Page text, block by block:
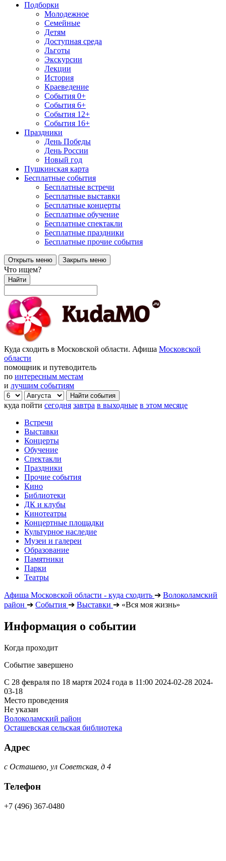
Подборки
Молодежное
Семейные
Детям
Доступная среда
Льготы
Экскурсии
Лекции
История
Краеведение
События 0+
События 6+
События 12+
События 16+
Праздники
День Победы
День России
Новый год
Пушкинская карта
Бесплатные события
Бесплатные встречи
Бесплатные выставки
Бесплатные концерты
Бесплатные обучение
Бесплатные спектакли
Бесплатные праздники
Бесплатные прочие события
Открыть меню Закрыть меню
Что ищем?
Найти
Куда сходить в Московской области. Афиша Московской
области
помощник и путеводитель
по интересным местам
и лучшим событиям
куда пойти сегодня завтра в выходные в этом месяце
Встречи
Выставки
Концерты
Обучение
Спектакли
Праздники
Прочие события
Кино
Библиотеки
ДК и клубы
Кинотеатры
Концертные площадки
Культурное наследие
Музеи и галереи
Образование
Памятники
Парки
Театры
Афиша Московской области - куда сходить ➔ Волоколамский
район ➔ События ➔ Выставки ➔ «Вся моя жизнь»
Информация о событии
Когда проходит
Событие завершено
С 28 февраля по 18 мартя 2024 года в 11:00 2024-02-28 2024-
03-18
Место проведения
Не указан
Волоколамский район
Осташевская сельская библиотека
Адрес
с Осташево, ул Советская, д 4
Телефон
+7 (496) 367-0480